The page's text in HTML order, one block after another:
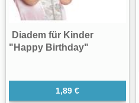
Diadem für Kinder
"Happy Birthday"
1,89 €